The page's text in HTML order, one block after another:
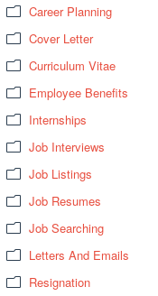
Career Planning
Cover Letter
Curriculum Vitae
Employee Benefits
Internships
Job Interviews
Job Listings
Job Resumes
Job Searching
Letters And Emails
Resignation